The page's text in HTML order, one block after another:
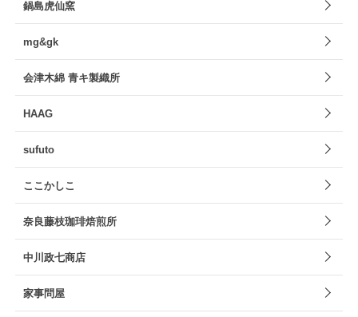
鍋島虎仙窯
mg&gk
会津木綿 青キ製織所
HAAG
sufuto
ここかしこ
奈良藤枝珈琲焙煎所
中川政七商店
家事問屋